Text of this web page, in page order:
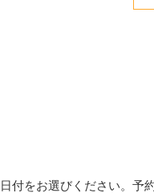
日付をお選びください。予